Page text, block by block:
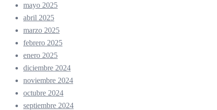
mayo 2025
abril 2025
marzo 2025
febrero 2025
enero 2025
diciembre 2024
noviembre 2024
octubre 2024
septiembre 2024